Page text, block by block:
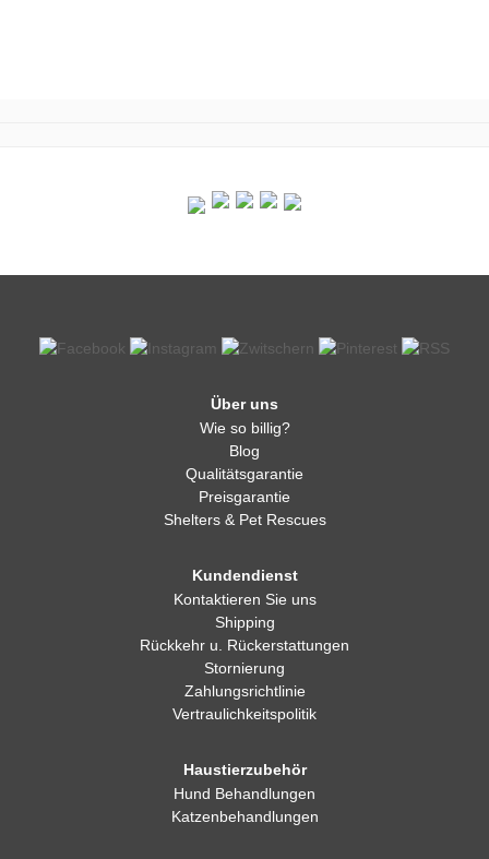
Über uns
Wie so billig?
Blog
Qualitätsgarantie
Preisgarantie
Shelters & Pet Rescues
Kundendienst
Kontaktieren Sie uns
Shipping
Rückkehr u. Rückerstattungen
Stornierung
Zahlungsrichtlinie
Vertraulichkeitspolitik
Haustierzubehör
Hund Behandlungen
Katzenbehandlungen